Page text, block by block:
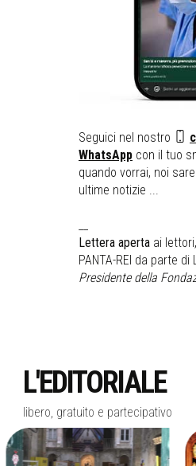
Seguici nel nostro
WhatsApp con il tuo
quando vorrai, noi
ultime notizie ...
Lettera aperta ai
PANTA-REI da parte di
Presidente della
L'EDITORIALE
libero, gratuito e partecipativo